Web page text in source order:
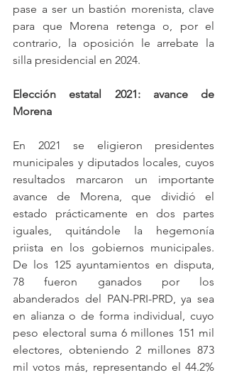
pase a ser un bastión morenista, clave
para que Morena retenga o, por el
contrario, la oposición le arrebate la
silla presidencial en 2024.
Elección estatal 2021: avance de
Morena
En 2021 se eligieron presidentes
municipales y diputados locales, cuyos
resultados marcaron un importante
avance de Morena, que dividió el
estado prácticamente en dos partes
iguales, quitándole la hegemonía
priista en los gobiernos municipales.
De los 125 ayuntamientos en disputa,
78 fueron ganados por los
abanderados del PAN-PRI-PRD, ya sea
en alianza o de forma individual, cuyo
peso electoral suma 6 millones 151 mil
electores, obteniendo 2 millones 873
mil votos más, representando el 44.2%